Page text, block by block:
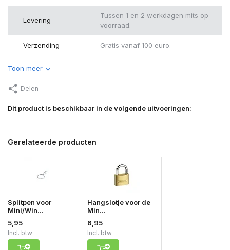
Levering
Tussen 1 en 2 werkdagen mits op
voorraad.
Verzending Gratis vanaf 100 euro.
Toon meer
Delen
Dit product is beschikbaar in de volgende uitvoeringen:
Gerelateerde producten
Splitpen voor
Mini/Win...
5,95
Incl. btw
Hangslotje voor de
Min...
6,95
Incl. btw